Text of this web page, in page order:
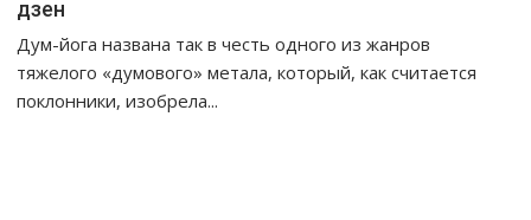
дзен
Дум-йога названа так в честь одного из жанров
тяжелого «думового» метала, который, как считается
поклонники, изобрела...